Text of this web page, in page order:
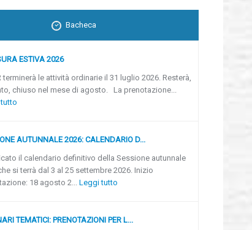
Bacheca
ESTIVA 2026
terminerà le attività ordinarie il 31 luglio 2026. Resterà,
chiuso nel mese di agosto. La prenotazione...
AUTUNNALE 2026: CALENDARIO D...
il calendario definitivo della Sessione autunnale
si terrà dal 3 al 25 settembre 2026. Inizio
18 agosto 2... Leggi tutto
TEMATICI: PRENOTAZIONI PER L...